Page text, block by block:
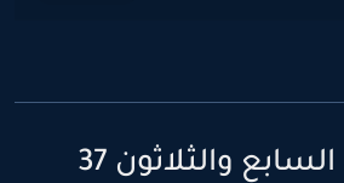
والثلاثون 37